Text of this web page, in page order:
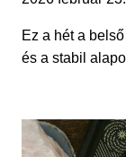
Ez a hét a
és a stabil